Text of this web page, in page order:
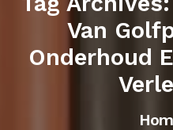
Van
Onderhoud